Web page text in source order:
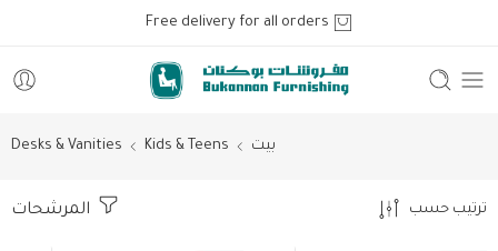
بيت Kids & Teens
Desks & Vanities
المرشحات ترتيب حسب